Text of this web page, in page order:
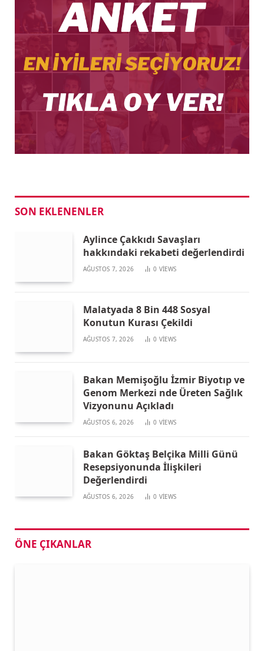
SON EKLENENLER
Aylince Çakkıdı Savaşları
hakkındaki rekabeti değerlendirdi
AĞUSTOS 7, 2026 0 VIEWS
Malatyada 8 Bin 448 Sosyal
Konutun Kurası Çekildi
AĞUSTOS 7, 2026 0 VIEWS
Bakan Memişoğlu İzmir Biyotıp ve
Genom Merkezi nde Üreten Sağlık
Vizyonunu Açıkladı
AĞUSTOS 6, 2026 0 VIEWS
Bakan Göktaş Belçika Milli Günü
Resepsiyonunda İlişkileri
Değerlendirdi
AĞUSTOS 6, 2026 0 VIEWS
ÖNE ÇIKANLAR